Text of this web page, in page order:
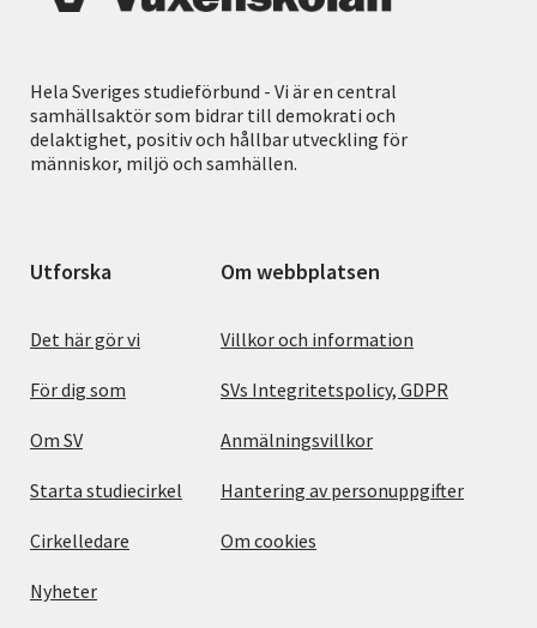
Hela Sveriges studieförbund - Vi är en central
samhällsaktör som bidrar till demokrati och
delaktighet, positiv och hållbar utveckling för
människor, miljö och samhällen.
Utforska
Det här gör vi
För dig som
Om SV
Starta studiecirkel
Cirkelledare
Nyheter
Om webbplatsen
Villkor och information
SVs Integritetspolicy, GDPR
Anmälningsvillkor
Hantering av personuppgifter
Om cookies